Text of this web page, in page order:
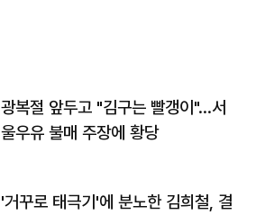
광복절 앞두고 "김구는 빨갱이"…서
울우유 불매 주장에 황당
'거꾸로 태극기'에 분노한 김희철, 결